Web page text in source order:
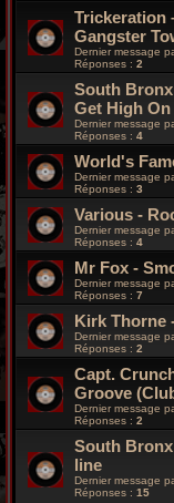
Trickeration
Gangster
Dernier message
Réponses : 2
South
Get High
Dernier message
Réponses : 4
World's
Dernier message
Réponses : 3
Various -
Dernier message
Réponses : 4
Mr Fox -
Dernier message
Réponses : 7
Kirk Thorne
Dernier message
Réponses : 2
Capt.
Groove
Dernier message
Réponses : 2
South
line
Dernier message
Réponses : 15